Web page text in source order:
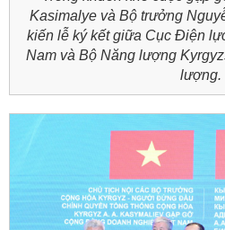
Kasimalye và Bộ trưởng
kiến lễ ký kết giữa Cục Điện
Nam và Bộ Năng lượng
lượng.